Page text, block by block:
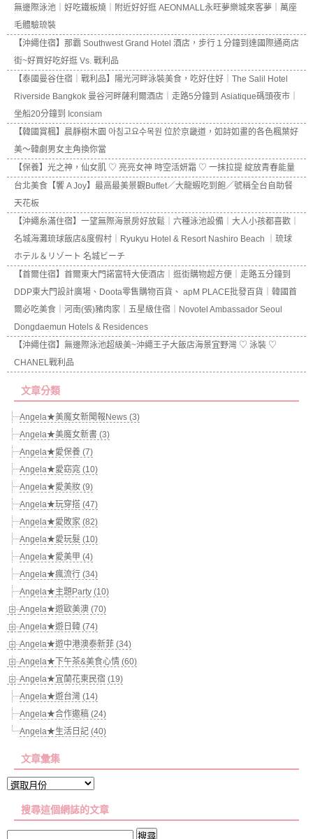
無邊際泳池｜好吃鐵板燒｜附近好好逛 AEONMALL永旺夢樂城來客夢｜萬座
毛體驗琉裝
【沖繩住宿】那霸 Southwest Grand Hotel 酒店，步行１分鐘到達國際通商店
街~好買好吃好逛 Vs. 戰利品
【泰國曼谷住宿｜戰利品】陽光河畔泳裝美食，吃好住好｜The Salil Hotel
Riverside Bangkok 曼谷河畔薩利爾酒店｜走路5分鐘到 Asiatique碼頭夜市｜
坐船20分鐘到 Iconsiam
【韓國賞楓】晨靜樹木園 아침고요수목원 位於京畿道，如詩如畫的各色楓葉好
美～韓劇男女主角換你當
【保養】光之神，仙女肌 ♡ 亮亮女神 時空活妍霜 ♡ 一抹拉提 綻放青春能量
台北美食【饗 A Joy】最高最美景觀Buffet／大龍蝦吃到飽／號稱全台自助餐
天花板
【沖繩糸滿住宿】一望無際海景房好放鬆｜六種泳池設備｜大人小孩都喜歡｜
名城海灘琉球飯店&度假村｜Ryukyu Hotel & Resort Nashiro Beach ｜琉球
ホテル＆リゾート 名城ビーチ
【首爾住宿】首爾東大門諾富特大使酒店｜逛街購物超方便｜走路五分鐘到
DDP東大門設計廣場、Doota零售購物百貨、 apM PLACE批發百貨｜韓國首
爾必吃美食｜河南(張)豬肉家｜五星級住宿｜Novotel Ambassador Seoul
Dongdaemun Hotels & Residences
【沖繩住宿】無邊際泳池超級美~沖繩王子大飯店海景宜野灣 ♡ 泳裝 ♡
CHANEL戰利品
文章分類
Angela★美魔女新聞報News (3)
Angela★美魔女新書 (3)
Angela★愛保養 (7)
Angela★愛窈窕 (10)
Angela★愛美妝 (9)
Angela★玩穿搭 (47)
Angela★愛敗家 (82)
Angela★愛玩髮 (10)
Angela★愛美甲 (4)
Angela★瘋流行 (34)
Angela★主題Party (10)
Angela★遊歐美澳 (70)
Angela★遊日韓 (74)
Angela★遊中港澳泰新菲 (34)
Angela★下午茶&美食心情 (60)
Angela★宜蘭花東民宿 (19)
Angela★遊台灣 (14)
Angela★合作邀稿 (24)
Angela★生活日記 (40)
文章彙集
文
彙
搜尋這個網誌的文章